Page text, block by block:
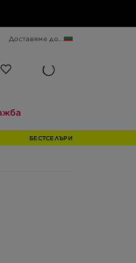
Доставяме до...
БЕСТСЕЛЪРИ